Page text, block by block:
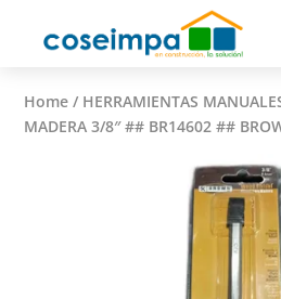
Home / HERRAMIENTAS
MADERA 3/8″ ## BR14602 ##